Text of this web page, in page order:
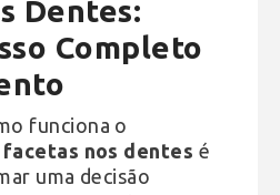
Dentes:
Completo
funciona o
facetas nos dentes é
uma decisão